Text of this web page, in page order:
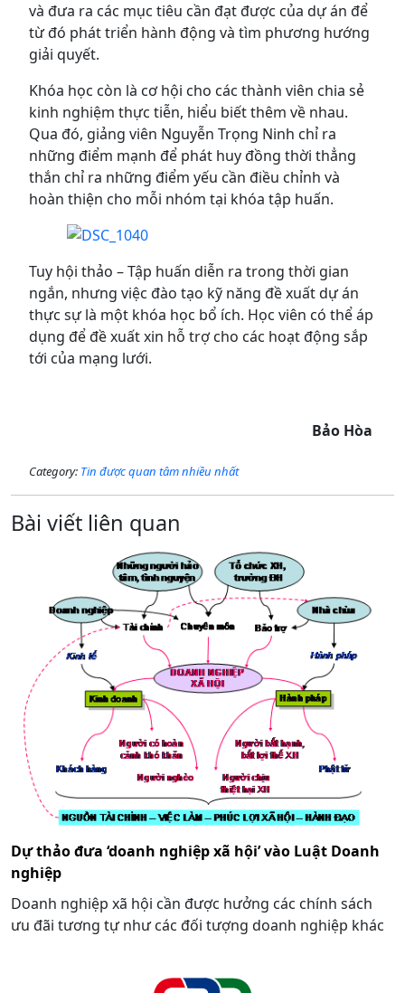
và đưa ra các mục tiêu cần đạt được của dự án để
từ đó phát triển hành động và tìm phương hướng
giải quyết.
Khóa học còn là cơ hội cho các thành viên chia sẻ
kinh nghiệm thực tiễn, hiểu biết thêm về nhau.
Qua đó, giảng viên Nguyễn Trọng Ninh chỉ ra
những điểm mạnh để phát huy đồng thời thẳng
thắn chỉ ra những điểm yếu cần điều chỉnh và
hoàn thiện cho mỗi nhóm tại khóa tập huấn.
Tuy hội thảo – Tập huấn diễn ra trong thời gian
ngắn, nhưng việc đào tạo kỹ năng đề xuất dự án
thực sự là một khóa học bổ ích. Học viên có thể áp
dụng để đề xuất xin hỗ trợ cho các hoạt động sắp
tới của mạng lưới.
Bảo Hòa
Category: Tin được quan tâm nhiều nhất
Bài viết liên quan
Dự thảo đưa ‘doanh nghiệp xã hội’ vào Luật Doanh
nghiệp
Doanh nghiệp xã hội cần được hưởng các chính sách
ưu đãi tương tự như các đối tượng doanh nghiệp khác